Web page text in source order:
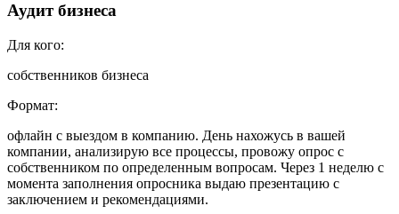
Аудит бизнеса
Для кого:
собственников бизнеса
Формат:
офлайн с выездом в компанию. День нахожусь в вашей
компании, анализирую все процессы, провожу опрос с
собственником по определенным вопросам. Через 1 неделю с
момента заполнения опросника выдаю презентацию с
заключением и рекомендациями.